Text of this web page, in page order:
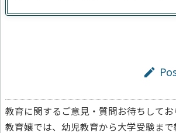

教育に関するご意見・質問お待ちしてお
教育嬢では、幼児教育から大学受験ま